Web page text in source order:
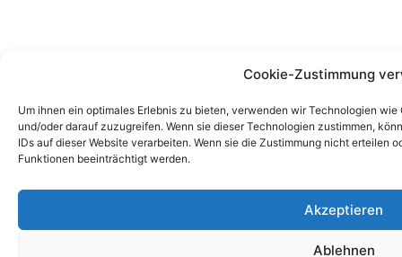
Cookie-Zustimmung
Um ihnen ein optimales Erlebnis zu bieten, verwenden wir Technologien
und/oder darauf zuzugreifen. Wenn sie dieser Technologien zustimmen,
IDs auf dieser Website verarbeiten. Wenn sie die Zustimmung nicht erteilen
Funktionen beeinträchtigt werden.
Akzeptieren
Ablehnen